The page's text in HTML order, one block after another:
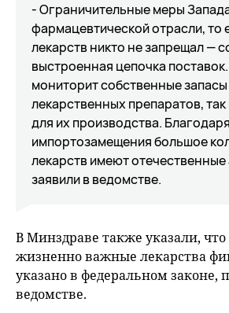
- Ограничительные меры
фармацевтической отрасли, то
лекарств никто не запрещал —
выстроенная цепочка
мониторит собственные
лекарственных препаратов,
для их производства.
импортозамещения большое
лекарств имеют отечественные
заявили в ведомстве.
В Минздраве также указали,
жизненно важные лекарства
указано в федеральном законе,
ведомстве.